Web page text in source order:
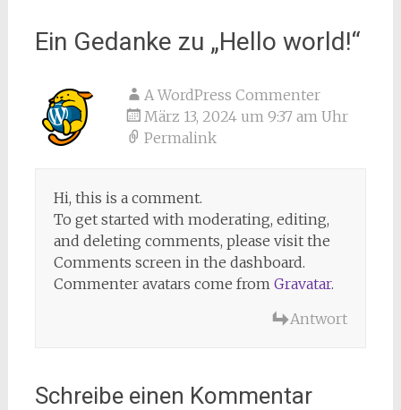
Ein Gedanke zu „Hello world!“
A WordPress Commenter
März 13, 2024 um 9:37 am Uhr
Permalink
Hi, this is a comment.
To get started with moderating, editing,
and deleting comments, please visit the
Comments screen in the dashboard.
Commenter avatars come from Gravatar.
Antwort
Schreibe einen Kommentar